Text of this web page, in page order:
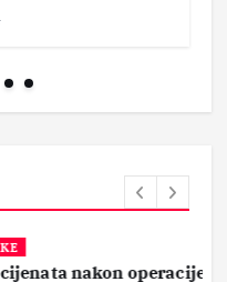
nakon operacije